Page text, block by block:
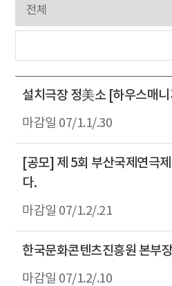
설치극장 정美소 [하우스매
07/1.1/.30
[공모] 제 5회 부산국제연극
다.
07/1.2/.21
한국문화콘텐츠진흥원 본부
07/1.2/.10